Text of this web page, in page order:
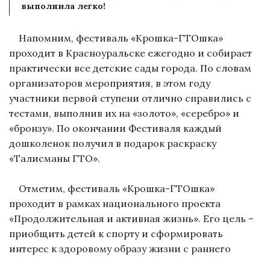
выполнила легко!
Напомним, фестиваль «Крошка-ГТОшка»
проходит в Красноуральске ежегодно и собирает
практически все детские сады города. По словам
организаторов мероприятия, в этом году
участники первой ступени отлично справились с
тестами, выполнив их на «золото», «серебро» и
«бронзу». По окончании Фестиваля каждый
дошколенок получил в подарок раскраску
«Талисманы ГТО».
Отметим, фестиваль «Крошка-ГТОшка»
проходит в рамках национального проекта
«Продолжительная и активная жизнь». Его цель –
приобщить детей к спорту и сформировать
интерес к здоровому образу жизни с раннего